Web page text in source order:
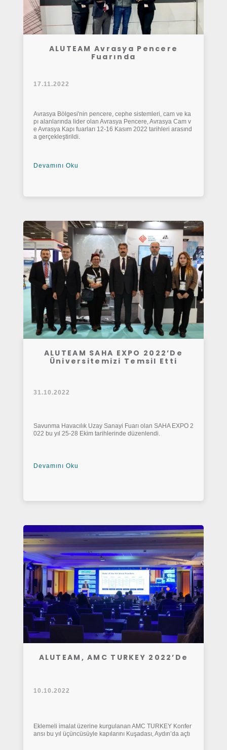
ALUTEAM Avrasya Pencere
Fuarında
17.11.2022
Avrasya Bölgesi'nin pencere, cephe sistemleri, cam ve ka
pı alanlarında lider olan Avrasya Pencere, Avrasya Cam v
e Avrasya Kapı fuarları 12-16 Kasım 2022 tarihleri arasınd
a gerçekleştirildi.
Devamını Oku
ALUTEAM SAHA EXPO 2022’de
Üniversitemizi Temsil Etti
31.10.2022
Savunma Havacılık Uzay Sanayi Fuarı olan SAHA EXPO 2
022 bu yıl 25-28 Ekim tarihlerinde düzenlendi.
Devamını Oku
ALUTEAM, AMC TURKEY 2022’de
10.10.2022
Eklemeli imalat üzerine kurgulanan AMC TURKEY Konfer
ansı bu yıl üçüncüsüyle kapılarını Kuşadası, Aydın’da açtı